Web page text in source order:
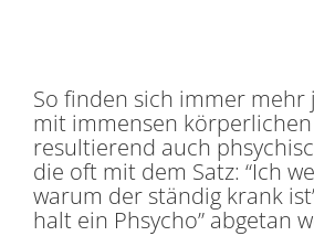
So finden sich immer mehr
mit immensen
resultierend auch
die oft mit dem Satz: “Ich
warum der ständig krank
halt ein Phsycho” abgetan